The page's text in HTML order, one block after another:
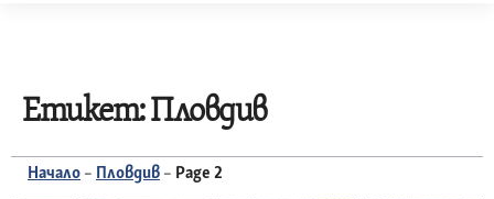
Етикет:Пловдив
Начало – Пловдив – Page 2